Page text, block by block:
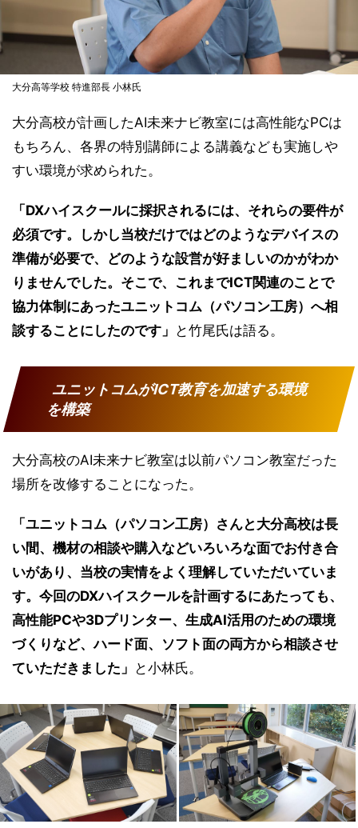
大分高等学校 特進部長 小林氏
大分高校が計画したAI未来ナビ教室には高性能なPCは
もちろん、各界の特別講師による講義なども実施しや
すい環境が求められた。
「DXハイスクールに採択されるには、それらの要件が
必須です。しかし当校だけではどのようなデバイスの
準備が必要で、どのような設営が好ましいのかがわか
りませんでした。そこで、これまでICT関連のことで
協力体制にあったユニットコム（パソコン工房）へ相
談することにしたのです」 と竹尾氏は語る。
ユニットコムがICT教育を加速する環境
を構築
大分高校のAI未来ナビ教室は以前パソコン教室だった
場所を改修することになった。
「ユニットコム（パソコン工房）さんと大分高校は長
い間、機材の相談や購入などいろいろな面でお付き合
いがあり、当校の実情をよく理解していただいていま
す。今回のDXハイスクールを計画するにあたっても、
高性能PCや3Dプリンター、生成AI活用のための環境
づくりなど、ハード面、ソフト面の両方から相談させ
ていただきました」 と小林氏。